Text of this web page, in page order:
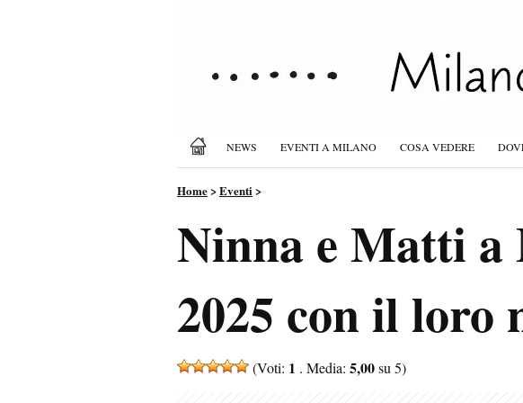
NEWS EVENTI A MILANO COSA VEDERE
Home>Eventi>
Ninna e Matti a
2025 con il loro
(Voti: 1 . Media: 5,00su 5)